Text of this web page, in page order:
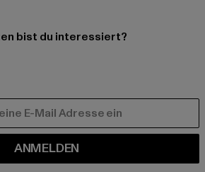
bist du interessiert?
ANMELDEN